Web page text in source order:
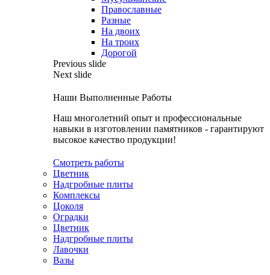
Православные
Разные
На двоих
На троих
Дорогой
Previous slide
Next slide
Наши Выполненные Работы
Наш многолетний опыт и профессиональные
навыки в изготовлении памятников - гарантируют
высокое качество продукции!
Смотреть работы
Цветник
Надгробные плиты
Комплексы
Цоколя
Оградки
Цветник
Надгробные плиты
Лавочки
Вазы